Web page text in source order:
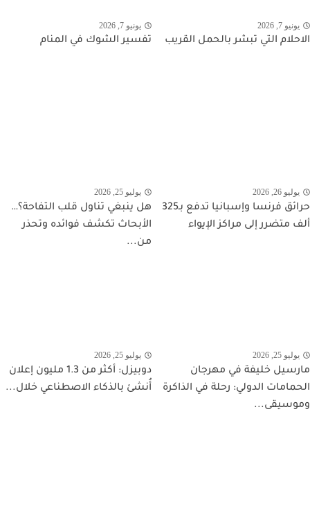
يونيو 7, 2026
الاحلام التي تبشر بالحمل القريب
يونيو 7, 2026
تفسير الشوك في المنام
يوليو 26, 2026
حرائق فرنسا وإسبانيا تدفع بـ325
ألف متضرر إلى مراكز الإيواء
يوليو 25, 2026
هل ينبغي تناول قلب التفاحة؟…
الأبحاث تكشف فوائده وتحذر
من...
يوليو 25, 2026
مارسيل خليفة في مهرجان
الحمامات الدولي: رحلة في الذاكرة
وموسيقى...
يوليو 25, 2026
دوبيزل: أكثر من 1.3 مليون إعلان
أُنشئ بالذكاء الاصطناعي خلال...